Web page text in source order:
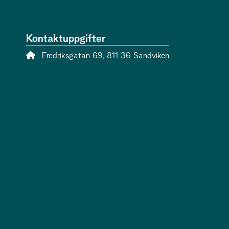
Kontaktuppgifter
Adress:
Fredriksgatan 69, 811 36 Sandviken